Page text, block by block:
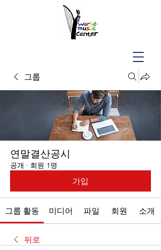
그룹
연말결산공시
공개 · 회원 1명
가입
그룹 활동 미디어 파일 회원 소개
뒤로